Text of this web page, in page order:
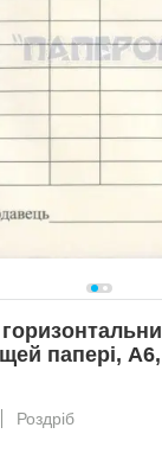
папері, А6,
Роздріб